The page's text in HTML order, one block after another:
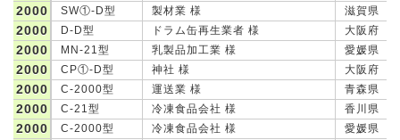
2000 SW①-D型 製材業 様 滋賀県
2000 D-D型 ドラム缶再生業者 様 大阪府
2000 MN-21型 乳製品加工業 様 愛媛県
2000 CP①-D型 神社 様 大阪府
2000 C-2000型 運送業 様 青森県
2000 C-21型 冷凍食品会社 様 香川県
2000 C-2000型 冷凍食品会社 様 愛媛県